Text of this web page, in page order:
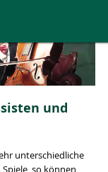
und
unterschiedliche
so können